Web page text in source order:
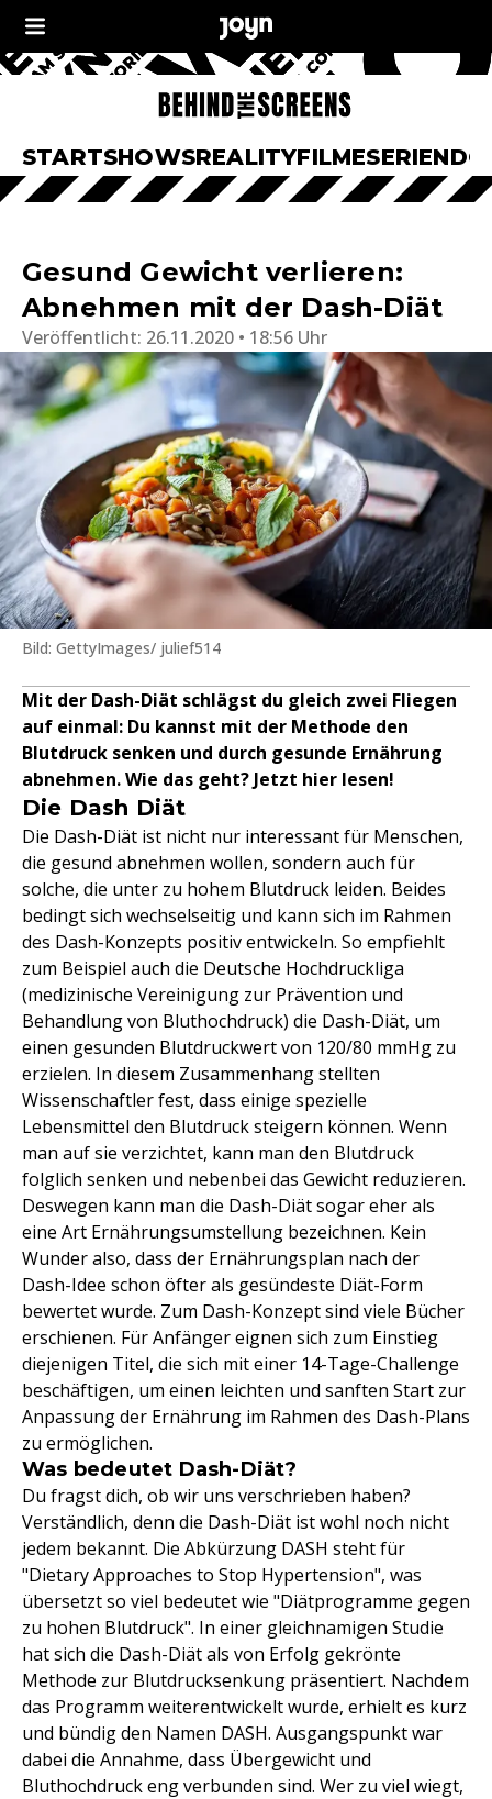
STARTSHOWSREALITYFILMESERIEN
Gesund Gewicht verlieren:
Abnehmen mit der Dash-Diät
Veröffentlicht: 26.11.2020 • 18:56 Uhr
Bild: GettyImages/ julief514
Mit der Dash-Diät schlägst du gleich zwei Fliegen
auf einmal: Du kannst mit der Methode den
Blutdruck senken und durch gesunde Ernährung
abnehmen. Wie das geht? Jetzt hier lesen!
Die Dash Diät
Die Dash-Diät ist nicht nur interessant für Menschen,
die gesund abnehmen wollen, sondern auch für
solche, die unter zu hohem Blutdruck leiden. Beides
bedingt sich wechselseitig und kann sich im Rahmen
des Dash-Konzepts positiv entwickeln. So empfiehlt
zum Beispiel auch die Deutsche Hochdruckliga
(medizinische Vereinigung zur Prävention und
Behandlung von Bluthochdruck) die Dash-Diät, um
einen gesunden Blutdruckwert von 120/80 mmHg zu
erzielen. In diesem Zusammenhang stellten
Wissenschaftler fest, dass einige spezielle
Lebensmittel den Blutdruck steigern können. Wenn
man auf sie verzichtet, kann man den Blutdruck
folglich senken und nebenbei das Gewicht reduzieren.
Deswegen kann man die Dash-Diät sogar eher als
eine Art Ernährungsumstellung bezeichnen. Kein
Wunder also, dass der Ernährungsplan nach der
Dash-Idee schon öfter als gesündeste Diät-Form
bewertet wurde. Zum Dash-Konzept sind viele Bücher
erschienen. Für Anfänger eignen sich zum Einstieg
diejenigen Titel, die sich mit einer 14-Tage-Challenge
beschäftigen, um einen leichten und sanften Start zur
Anpassung der Ernährung im Rahmen des Dash-Plans
zu ermöglichen.
Was bedeutet Dash-Diät?
Du fragst dich, ob wir uns verschrieben haben?
Verständlich, denn die Dash-Diät ist wohl noch nicht
jedem bekannt. Die Abkürzung DASH steht für
"Dietary Approaches to Stop Hypertension", was
übersetzt so viel bedeutet wie "Diätprogramme gegen
zu hohen Blutdruck". In einer gleichnamigen Studie
hat sich die Dash-Diät als von Erfolg gekrönte
Methode zur Blutdrucksenkung präsentiert. Nachdem
das Programm weiterentwickelt wurde, erhielt es kurz
und bündig den Namen DASH. Ausgangspunkt war
dabei die Annahme, dass Übergewicht und
Bluthochdruck eng verbunden sind. Wer zu viel wiegt,